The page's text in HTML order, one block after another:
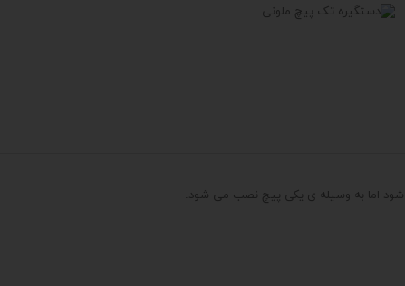
اما به وسیله ی یکی پیچ نصب می شود.